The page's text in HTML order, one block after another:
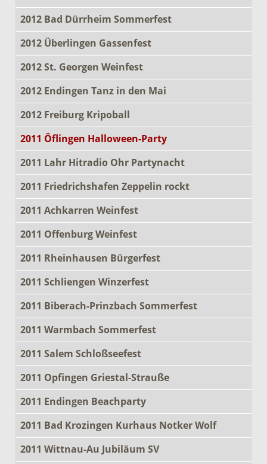
2012 Bad Dürrheim Sommerfest
2012 Überlingen Gassenfest
2012 St. Georgen Weinfest
2012 Endingen Tanz in den Mai
2012 Freiburg Kripoball
2011 Öflingen Halloween-Party
2011 Lahr Hitradio Ohr Partynacht
2011 Friedrichshafen Zeppelin rockt
2011 Achkarren Weinfest
2011 Offenburg Weinfest
2011 Rheinhausen Bürgerfest
2011 Schliengen Winzerfest
2011 Biberach-Prinzbach Sommerfest
2011 Warmbach Sommerfest
2011 Salem Schloßseefest
2011 Opfingen Griestal-Strauße
2011 Endingen Beachparty
2011 Bad Krozingen Kurhaus Notker Wolf
2011 Wittnau-Au Jubiläum SV